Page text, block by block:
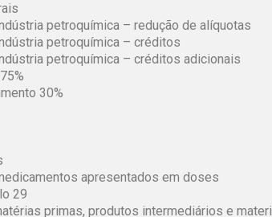
petroquímica – redução de alíquotas
petroquímica – créditos
petroquímica – créditos adicionais
30%
apresentados em doses
29
primas, produtos intermediários e